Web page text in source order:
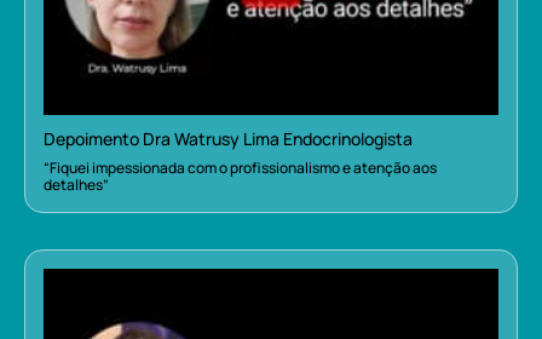
Depoimento Dra Watrusy Lima Endocrinologista
“Fiquei impessionada com o profissionalismo e atenção aos
detalhes”